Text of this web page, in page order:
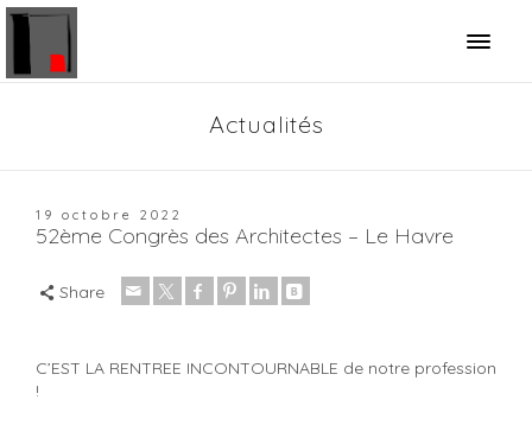
Panneau de gestion des cookies
Actualités
19 octobre 2022
52ème Congrès des Architectes – Le Havre
Share
C’EST LA RENTREE INCONTOURNABLE de notre profession
!